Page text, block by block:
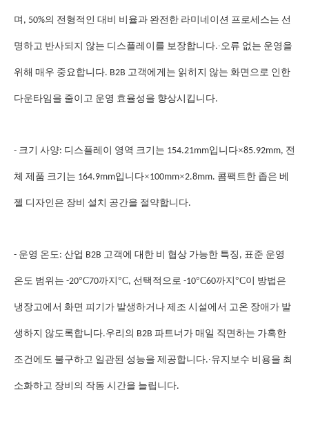
며, 50%의 전형적인 대비 비율과 완전한 라미네이션 프로세스는 선
명하고 반사되지 않는 디스플레이를 보장합니다.∙오류 없는 운영을
위해 매우 중요합니다. B2B 고객에게는 읽히지 않는 화면으로 인한
다운타임을 줄이고 운영 효율성을 향상시킵니다.
- 크기 사양: 디스플레이 영역 크기는 154.21mm입니다×85.92mm, 전
체 제품 크기는 164.9mm입니다×100mm×2.8mm. 콤팩트한 좁은 베
젤 디자인은 장비 설치 공간을 절약합니다.
- 운영 온도: 산업 B2B 고객에 대한 비 협상 가능한 특징, 표준 운영
온도 범위는 -20°C70까지 °C, 선택적으로 -10°C60까지 °C이 방법은
냉장고에서 화면 피기가 발생하거나 제조 시설에서 고온 장애가 발
생하지 않도록합니다.우리의 B2B 파트너가 매일 직면하는 가혹한
조건에도 불구하고 일관된 성능을 제공합니다.∙유지보수 비용을 최
소화하고 장비의 작동 시간을 늘립니다.